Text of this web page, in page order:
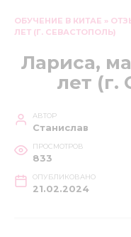
содержанию
ОБУЧЕНИЕ В КИТАЕ »
ЛЕТ (Г. СЕВАСТОПОЛЬ)
Лариса,
лет (г.
АВТОР
Станислав
ПРОСМОТРОВ
833
ОПУБЛИКОВАНО
21.02.2024